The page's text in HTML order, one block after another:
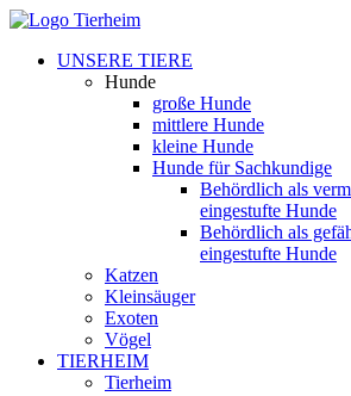
UNSERE TIERE
Hunde
große Hunde
mittlere Hunde
kleine Hunde
Hunde für Sachkundige
Behördlich als
eingestufte Hunde
Behördlich als
eingestufte Hunde
Katzen
Kleinsäuger
Exoten
Vögel
TIERHEIM
Tierheim